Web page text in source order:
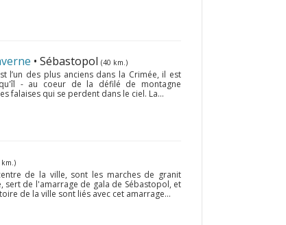
• Sébastopol (40 km.)
l’un des plus anciens dans la Crimée, il est
- au coeur de la défilé de montagne
falaises qui se perdent dans le ciel. La...
km.)
de la ville, sont les marches de granit
sert de l'amarrage de gala de Sébastopol, et
de la ville sont liés avec cet amarrage...